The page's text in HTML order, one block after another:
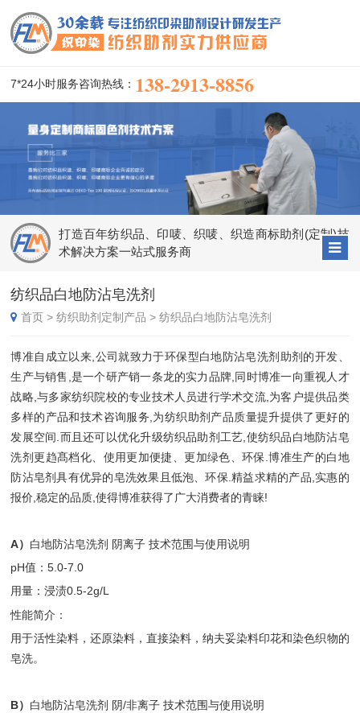
7*24小时服务咨询热线： 138-2913-8856
打造百年纺织品、印唛、织唛、织造商标助剂(定制)技
术解决方案一站式服务商
纺织品白地防沾皂洗剂
首页 >纺织助剂定制产品 >纺织品白地防沾皂洗剂
博准自成立以来,公司就致力于环保型白地防沾皂洗剂助剂的开发、
生产与销售,是一个研产销一条龙的实力品牌,同时博准一向重视人才
战略,与多家纺织院校的专业技术人员进行学术交流,为客户提供品类
多样的产品和技术咨询服务,为纺织助剂 产品质量提升提供了更好的
发展空间.而且还可以优化升级纺织品助剂工艺,使纺织品白地防沾皂
洗剂更趋髙档化、使用更加便捷、更加绿色、环保.博准生产的白地
防沾皂剂具有优异的皂洗效果且低泡、环保.精益求精的产品,实惠的
报价,稳定的品质,使得博准获得了广大消费者的青睐!
A） 白地防沾皂洗剂 阴离子 技术范围与使用说明
pH值：5.0-7.0
用量：浸渍0.5-2g/L
性能简介：
用于活性染料，还原染料，直接染料，纳夫妥染料印花和染色织物的
皂洗。
B） 白地防沾皂洗剂 阴/非离子 技术范围与使用说明